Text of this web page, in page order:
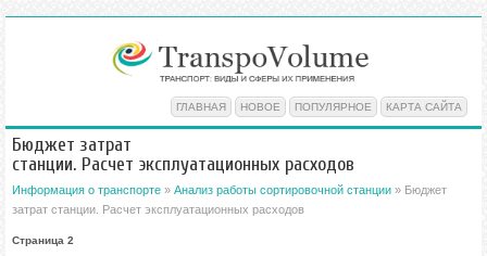
ГЛАВНАЯ НОВОЕ ПОПУЛЯРНОЕ КАРТА САЙТА
Бюджет затрат
станции. Расчет эксплуатационных расходов
Информация о транспорте » Анализ работы сортировочной станции » Бюджет
затрат станции. Расчет эксплуатационных расходов
Страница 2